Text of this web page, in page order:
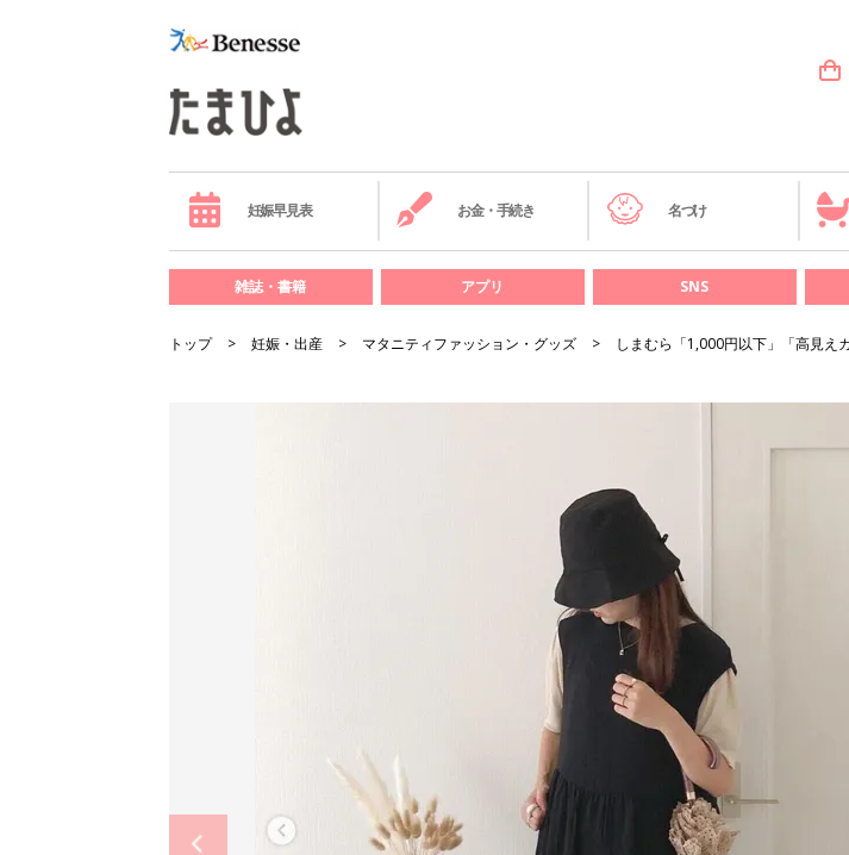
妊娠早見表 お金・手続き 名づけ
雑誌・書籍 アプリ SNS
トップ 妊娠・出産 マタニティファッション・グッズ しまむら「1,000円以下」「高見え